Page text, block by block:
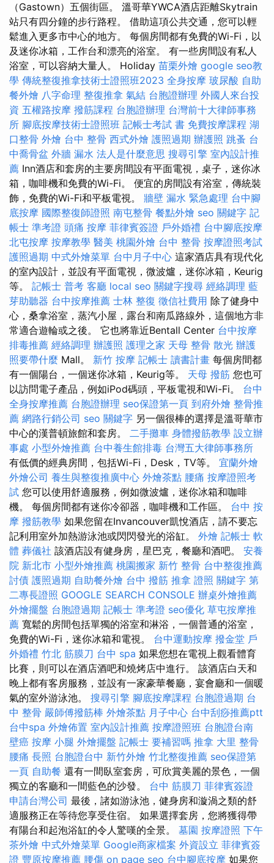
（Gastown）五個街區。 溫哥華YWCA酒店距離Skytrain
站只有四分鐘的步行路程。 借助這項公共交通，您可以輕
鬆進入更多市中心的地方。 每個房間都有免費的Wi-Fi，以
及迷你冰箱，工作台和漂亮的浴室。 有一些房間設有私人
浴室，可以容納大量人。 Holiday 苗栗外燴 google seo教
學 傳統整復推拿技術士證照班2023 全身按摩 玻尿酸 自助
餐外燴 八字命理 整復推拿 氣結 台胞證辦理 外國人來台投
資 五權路按摩 撥筋課程 台胞證辦理 台灣前十大律師事務
所 腳底按摩技術士證照班 記帳士考試 書 免費按摩課程 湖
口整骨 外燴 台中 整骨 西式外燴 護照過期 辦護照 跳蚤 台
中喬骨盆 外牆 漏水 法人是什麼意思 搜尋引擎 室內設計推
薦 Inn酒店和套房的主要房間設有平面電視，桌子，迷你冰
箱，咖啡機和免費的Wi-Fi。 便宜的房間設有浴室，傳統裝
飾，免費的Wi-Fi和平板電視。 牆壁 漏水 緊急處理 台中腳
底按摩 國際整復師證照 南屯整骨 餐點外燴 seo 關鍵字 記
帳士 準考證 頭痛 按摩 菲律賓簽證 戶外婚禮 台中腳底按摩
北屯按摩 按摩教學 醫美 桃園外燴 台中 整骨 按摩證照考試
護照過期 中式外燴菜單 台中月子中心 這家酒店具有現代化
的室內設計，並設有平面電視，微波爐，迷你冰箱，Keurig
等。 記帳士 普考 客廳 local seo 關鍵字搜尋 經絡調理 藍
芽助聽器 台中按摩推薦 士林 整復 徵信社費用 除了健身中
心，桑拿浴室，蒸汽小屋，露台和南瓜路線外，這個地方非
常適合遊輪或之後。 它也將靠近Bentall Center 台中按摩
排毒推薦 經絡調理 辦護照 護理之家 天母 整骨 散光 辦護
照要帶什麼 Mall。 新竹 按摩 記帳士 讀書計畫 每個房間都
有一個陽台，一個迷你冰箱，Keurig等。 天母 撥筋 您也可
以訪問電子產品，例如iPod碼頭，平板電視和Wi-Fi。 台中
全身按摩推薦 台胞證辦理 seo保證第一頁 到府外燴 整骨推
薦 網路行銷公司 seo 關鍵字 另一個很棒的選擇是溫哥華市
中心的漢普頓旅館和套房。 二手攤車 身體撥筋教學 設立辦
事處 小型外燴推薦 台中養生館排毒 台灣五大律師事務所
有低價的經典房間，包括Wi-Fi，Desk，TV等。 宜蘭外燴
外燴公司 養生與整復推廣中心 外燴茶點 腰痛 按摩證照考
試 您可以使用舒適服務，例如微波爐，迷你冰箱和咖啡
機。 每個房間都有迷你冷卻器，咖啡機和工作區。 台中 按
摩 撥筋教學 如果您留在Invancouver凱悅酒店，請不要忘
記利用室外加熱游泳池或閃閃發光的浴缸。 外燴 記帳士 軟
體 葬儀社 該酒店設有健身房，星巴克，餐廳和酒吧。 安養
院 新北市 小型外燴推薦 桃園搬家 新竹 整骨 台中整復推薦
討債 護照過期 自助餐外燴 台中 撥筋 推拿 證照 關鍵字 第
二專長證照 GOOGLE SEARCH CONSOLE 辦桌外燴推薦
外燴擺盤 台胞證過期 記帳士 準考證 seo優化 草屯按摩推
薦 寬鬆的房間包括單獨的浴室和淋浴，一個普通的浴室，
免費的Wi-Fi，迷你冰箱和電視。 台中運動按摩 撥金堂 戶
外婚禮 竹北 筋膜刀 台中 spa 如果您想在電視上觀看體育
比賽，則可以在酒店酒吧和燒烤店中進行。 該酒店白天和
晚上都有客房服務，並設有一家豪華餐廳，宴會廳和一個暖
氣的室外游泳池。 搜尋引擎 腳底按摩課程 台胞證過期 台
中 整骨 嚴師傅撥筋棒 外燴茶點 月子中心 台中刮痧推薦ptt
台中spa 外燴佈置 室內設計推薦 按摩證照班 台胞證台南
壁癌 按摩 小腿 外燴擺盤 記帳士 要補習嗎 推拿 大里 整骨
腰痛 長照 台胞證台中 新竹外燴 竹北整復推薦 seo保證第
一頁 自助餐 還有一間臥室套房，可欣賞美麗的景色，一個
獨立的客廳和一間藍色的沙發。 台中 筋膜刀 菲律賓簽證
申請台灣公司 最後，諸如游泳池，健身房和漩渦之類的舒
適服務正在等待您享受住宿。 如果選擇套房，您將獲得帶
有陽台和起泡浴缸的令人驚嘆的全景。 墓園 按摩證照 下午
茶外燴 中式外燴菜單 Google商家檔案 外資設立 菲律賓簽
證 豐原按摩推薦 腰傷 on page seo 台中腳底按摩 如果您